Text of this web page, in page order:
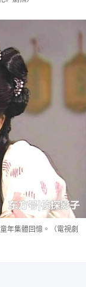
年集體回憶。（電視劇